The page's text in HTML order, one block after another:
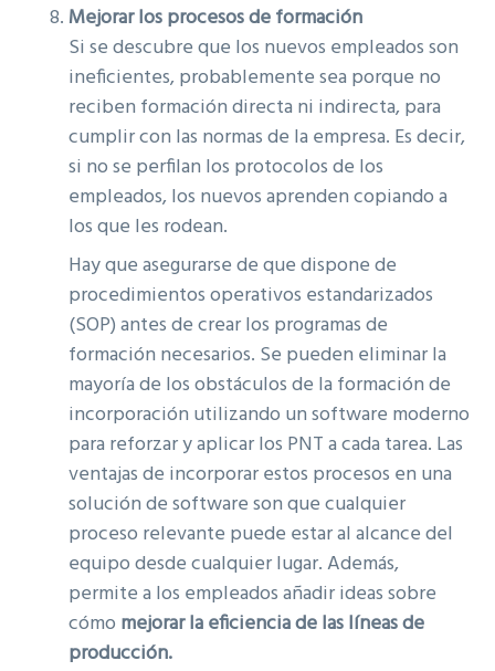
Mejorar los procesos de formación
Si se descubre que los nuevos empleados son
ineficientes, probablemente sea porque no
reciben formación directa ni indirecta, para
cumplir con las normas de la empresa. Es decir,
si no se perfilan los protocolos de los
empleados, los nuevos aprenden copiando a
los que les rodean.
Hay que asegurarse de que dispone de
procedimientos operativos estandarizados
(SOP) antes de crear los programas de
formación necesarios. Se pueden eliminar la
mayoría de los obstáculos de la formación de
incorporación utilizando un software moderno
para reforzar y aplicar los PNT a cada tarea. Las
ventajas de incorporar estos procesos en una
solución de software son que cualquier
proceso relevante puede estar al alcance del
equipo desde cualquier lugar. Además,
permite a los empleados añadir ideas sobre
cómo mejorar la eficiencia de las líneas de
producción.